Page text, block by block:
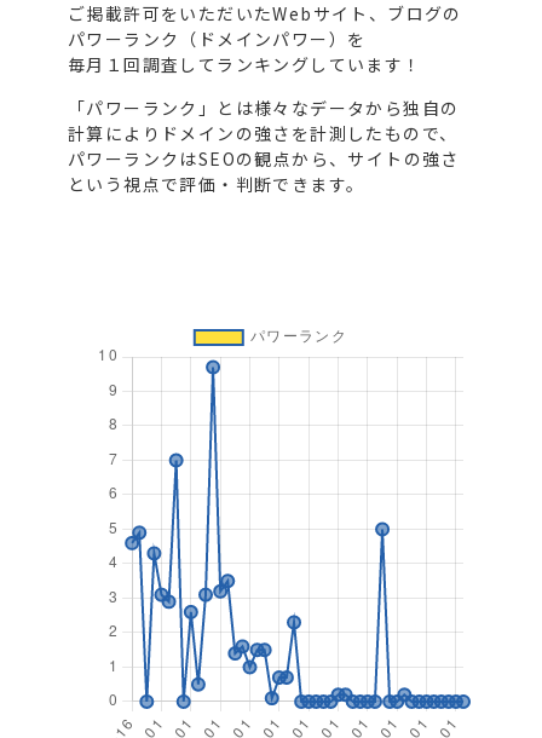
ご掲載許可をいただいたWebサイト、ブログの
パワーランク（ドメインパワー）を
毎月１回調査してランキングしています！
「パワーランク」とは様々なデータから独自の
計算によりドメインの強さを計測したもので、
パワーランクはSEOの観点から、サイトの強さ
という視点で評価・判断できます。